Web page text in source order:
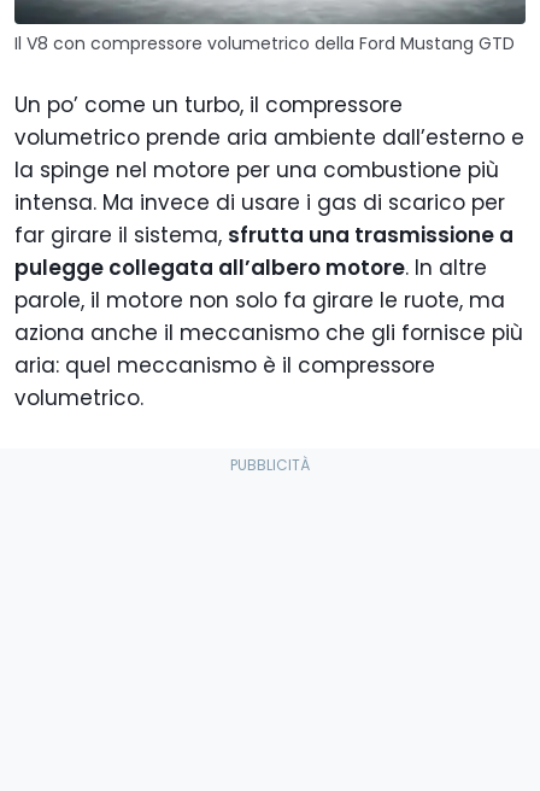
Il V8 con compressore volumetrico della Ford Mustang GTD
Un po’ come un turbo, il compressore
volumetrico prende aria ambiente dall’esterno e
la spinge nel motore per una combustione più
intensa. Ma invece di usare i gas di scarico per
far girare il sistema, sfrutta una trasmissione a
pulegge collegata all’albero motore. In altre
parole, il motore non solo fa girare le ruote, ma
aziona anche il meccanismo che gli fornisce più
aria: quel meccanismo è il compressore
volumetrico.